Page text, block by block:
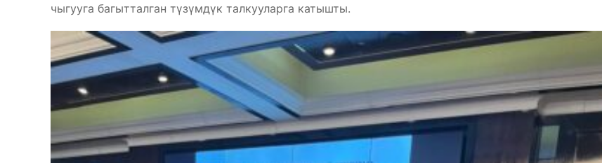
чыгууга багытталган түзүмдүк талкууларга катышты.